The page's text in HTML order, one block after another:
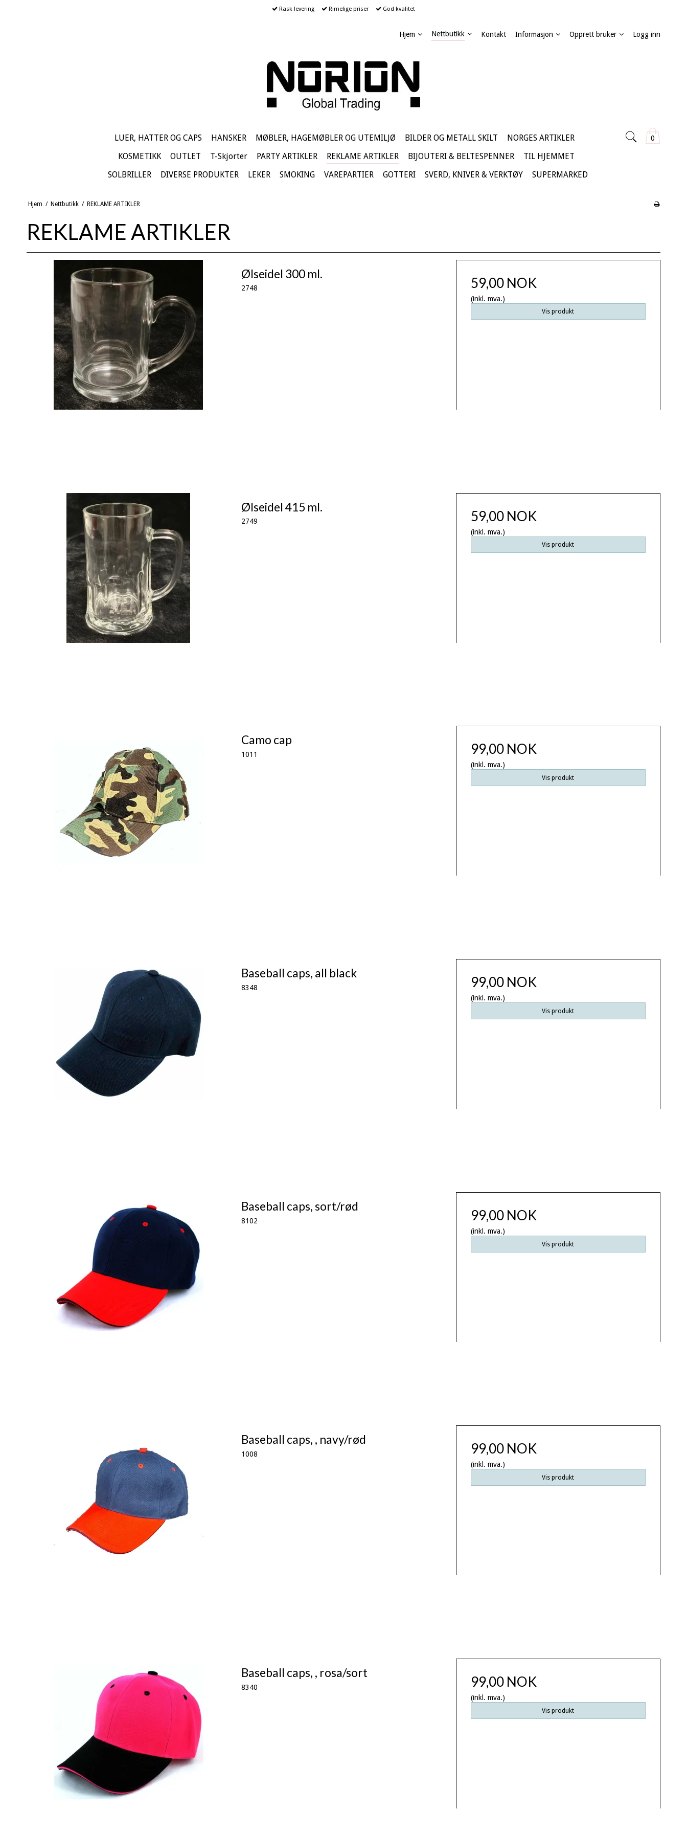
Rask levering Rimelige priser God kvalitet
Hjem Nettbutikk Kontakt Informasjon Opprett bruker Logg inn
0
LUER, HATTER OG CAPS HANSKER MØBLER, HAGEMØBLER OG UTEMILJØ BILDER OG METALL SKILT
NORGES ARTIKLER
KOSMETIKK
OUTLET T-Skjorter PARTY ARTIKLER REKLAME ARTIKLER BIJOUTERI & BELTESPENNER
TIL HJEMMET
SOLBRILLER
DIVERSE PRODUKTER LEKER SMOKING VAREPARTIER GOTTERI SVERD, KNIVER & VERKTØY SUPERMARKED
Hjem / Nettbutikk / REKLAME ARTIKLER
REKLAME ARTIKLER
Ølseidel 300 ml.
2748 59,00 NOK
(inkl. mva.)
Vis produkt
Ølseidel 415 ml.
2749 59,00 NOK
(inkl. mva.)
Vis produkt
Camo cap
1011 99,00 NOK
(inkl. mva.)
Vis produkt
Baseball caps, all black
8348 99,00 NOK
(inkl. mva.)
Vis produkt
Baseball caps, sort/rød
8102 99,00 NOK
(inkl. mva.)
Vis produkt
Baseball caps, , navy/rød
1008 99,00 NOK
(inkl. mva.)
Vis produkt
Baseball caps, , rosa/sort
8340 99,00 NOK
(inkl. mva.)
Vis produkt